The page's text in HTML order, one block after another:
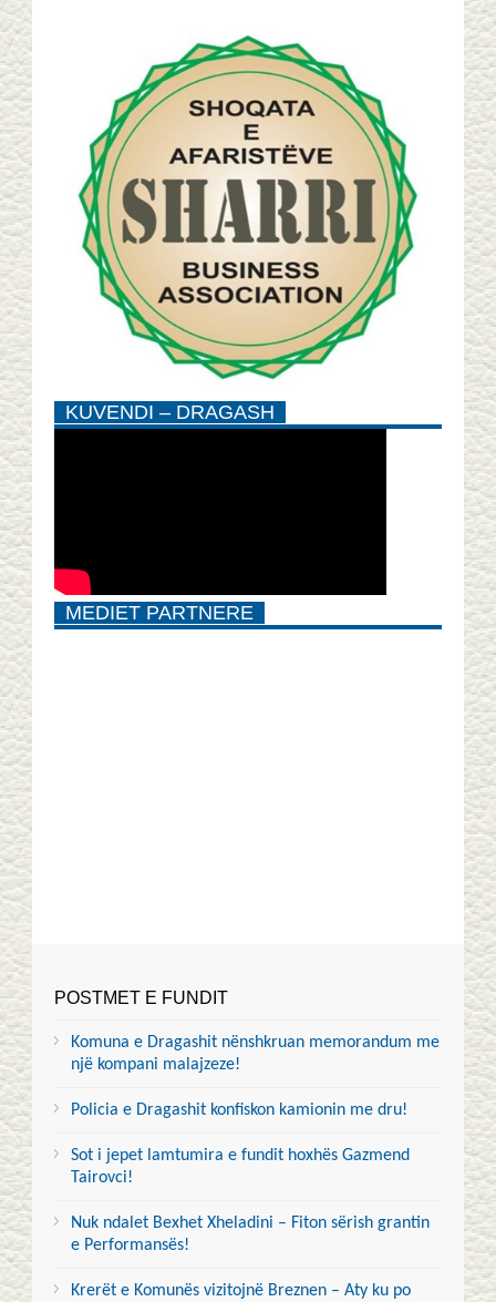
KUVENDI – DRAGASH
MEDIET PARTNERE
POSTMET E FUNDIT
Komuna e Dragashit nënshkruan memorandum me
një kompani malajzeze!
Policia e Dragashit konfiskon kamionin me dru!
Sot i jepet lamtumira e fundit hoxhës Gazmend
Tairovci!
Nuk ndalet Bexhet Xheladini – Fiton sërish grantin
e Performansës!
Krerët e Komunës vizitojnë Breznen – Aty ku po